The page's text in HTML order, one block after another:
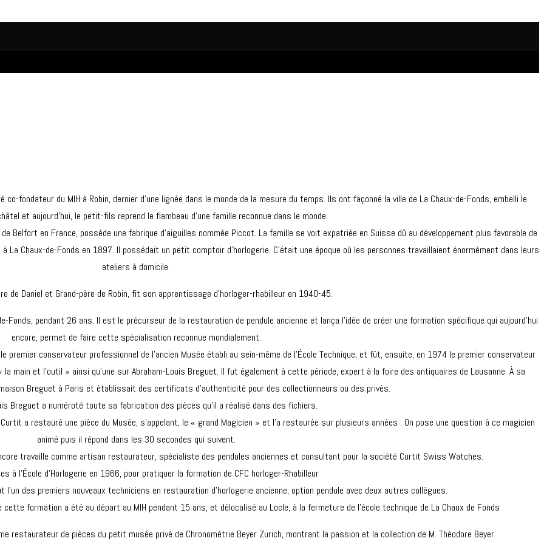
fondateur du MIH à Robin, dernier d’une lignée dans le monde de la mesure du temps. Ils ont façonné la ville de La Chaux-de-Fonds, embelli le
et aujourd’hui, le petit-fils reprend le flambeau d’une famille reconnue dans le monde.
Belfort en France, possède une fabrique d’aiguilles nommée Piccot. La famille se voit expatriée en Suisse dû au développement plus favorable de
La Chaux-de-Fonds en 1897. Il possédait un petit comptoir d’horlogerie. C’était une époque où les personnes travaillaient énormément dans leurs
ateliers à domicile.
de Daniel et Grand-père de Robin, fit son apprentissage d’horloger-rhabilleur en 1940-45.
Fonds, pendant 26 ans. Il est le précurseur de la restauration de pendule ancienne et lança l’idée de créer une formation spécifique qui aujourd’hui
encore, permet de faire cette spécialisation reconnue mondialement.
conservateur professionnel de l’ancien Musée établi au sein-même de l’École Technique, et fût, ensuite, en 1974 le premier conservateur
main et l’outil » ainsi qu’une sur Abraham-Louis Breguet. Il fut également à cette période, expert à la foire des antiquaires de Lausanne. À sa
Breguet à Paris et établissait des certificats d’authenticité pour des collectionneurs ou des privés.
Breguet a numéroté toute sa fabrication des pièces qu’il a réalisé dans des fichiers.
a restauré une pièce du Musée, s’appelant, le « grand Magicien » et l’a restaurée sur plusieurs années : On pose une question à ce magicien
animé puis il répond dans les 30 secondes qui suivent.
travaille comme artisan restaurateur, spécialiste des pendules anciennes et consultant pour la société Curtit Swiss Watches.
à l’École d’Horlogerie en 1966, pour pratiquer la formation de CFC horloger-Rhabilleur
des premiers nouveaux techniciens en restauration d’horlogerie ancienne, option pendule avec deux autres collègues.
formation a été au départ au MIH pendant 15 ans, et délocalisé au Locle, à la fermeture de l’école technique de La Chaux de Fonds
restaurateur de pièces du petit musée privé de Chronométrie Beyer Zurich, montrant la passion et la collection de M. Théodore Beyer.